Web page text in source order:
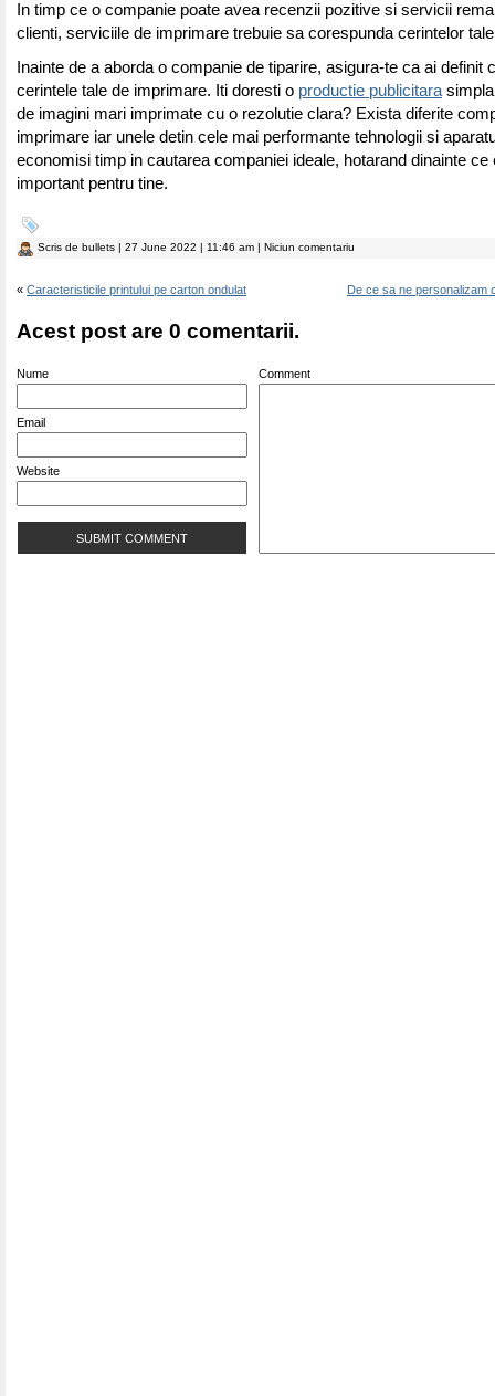
In timp ce o companie poate avea recenzii pozitive si servicii
clienti, serviciile de imprimare trebuie sa corespunda cerintelor
Inainte de a aborda o companie de tiparire, asigura-te ca ai definit
cerintele tale de imprimare. Iti doresti o productie publicitara
de imagini mari imprimate cu o rezolutie clara? Exista diferite
imprimare iar unele detin cele mai performante tehnologii si
economisi timp in cautarea companiei ideale, hotarand dinainte ce
important pentru tine.
Scris de bullets | 27 June 2022 | 11:46 am | Niciun comentariu
« Caracteristicile printului pe carton ondulat De ce sa ne personalizam
Acest post are 0 comentarii.
Nume
Email
Website
Comment